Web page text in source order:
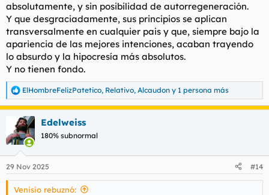
absolutamente, y sin posibilidad de autorregeneración.
Y que desgraciadamente, sus principios se aplican
transversalmente en cualquier pais y que, siempre bajo la
apariencia de las mejores intenciones, acaban trayendo
lo absurdo y la hipocresía más absolutos.
Y no tienen fondo.
R
e
a
c
i
e
s
ElHombreFelizPatetico, Relativo, Alcaudon y 1 persona más
Edelweiss
180% subnormal
29 Nov 2025 #14
Venisio rebuznó: